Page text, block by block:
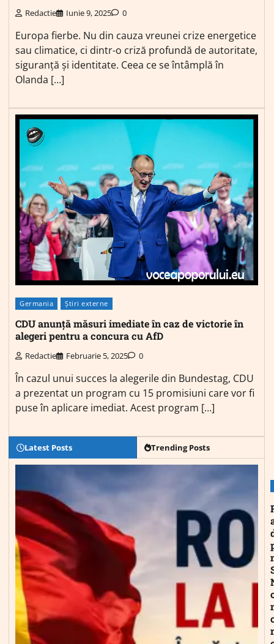
Redactie Iunie 9, 2025 0
Europa fierbe. Nu din cauza vreunei crize energetice
sau climatice, ci dintr-o criză profundă de autoritate,
siguranță și identitate. Ceea ce se întâmplă în
Olanda […]
Germania Știri externe
CDU anunță măsuri imediate în caz de victorie în
alegeri pentru a concura cu AfD
Redactie Februarie 5, 2025 0
În cazul unui succes la alegerile din Bundestag, CDU
a prezentat un program cu 15 promisiuni care vor fi
puse în aplicare imediat. Acest program […]
Latest Posts Trending Posts